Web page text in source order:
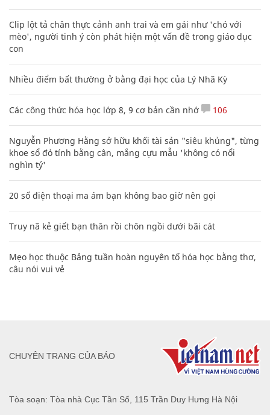
Clip lột tả chân thực cảnh anh trai và em gái như 'chó với
mèo', người tinh ý còn phát hiện một vấn đề trong giáo dục
con
Nhiều điểm bất thường ở bằng đại học của Lý Nhã Kỳ
Các công thức hóa học lớp 8, 9 cơ bản cần nhớ 106
Nguyễn Phương Hằng sở hữu khối tài sản "siêu khủng", từng
khoe sổ đỏ tính bằng cân, mắng cựu mẫu 'không có nổi
nghìn tỷ'
20 số điện thoại ma ám bạn không bao giờ nên gọi
Truy nã kẻ giết bạn thân rồi chôn ngồi dưới bãi cát
Mẹo học thuộc Bảng tuần hoàn nguyên tố hóa học bằng thơ,
câu nói vui vẻ
Tòa soạn: Tòa nhà Cục Tần Số, 115 Trần Duy Hưng Hà Nội
CHUYÊN TRANG CỦA BÁO